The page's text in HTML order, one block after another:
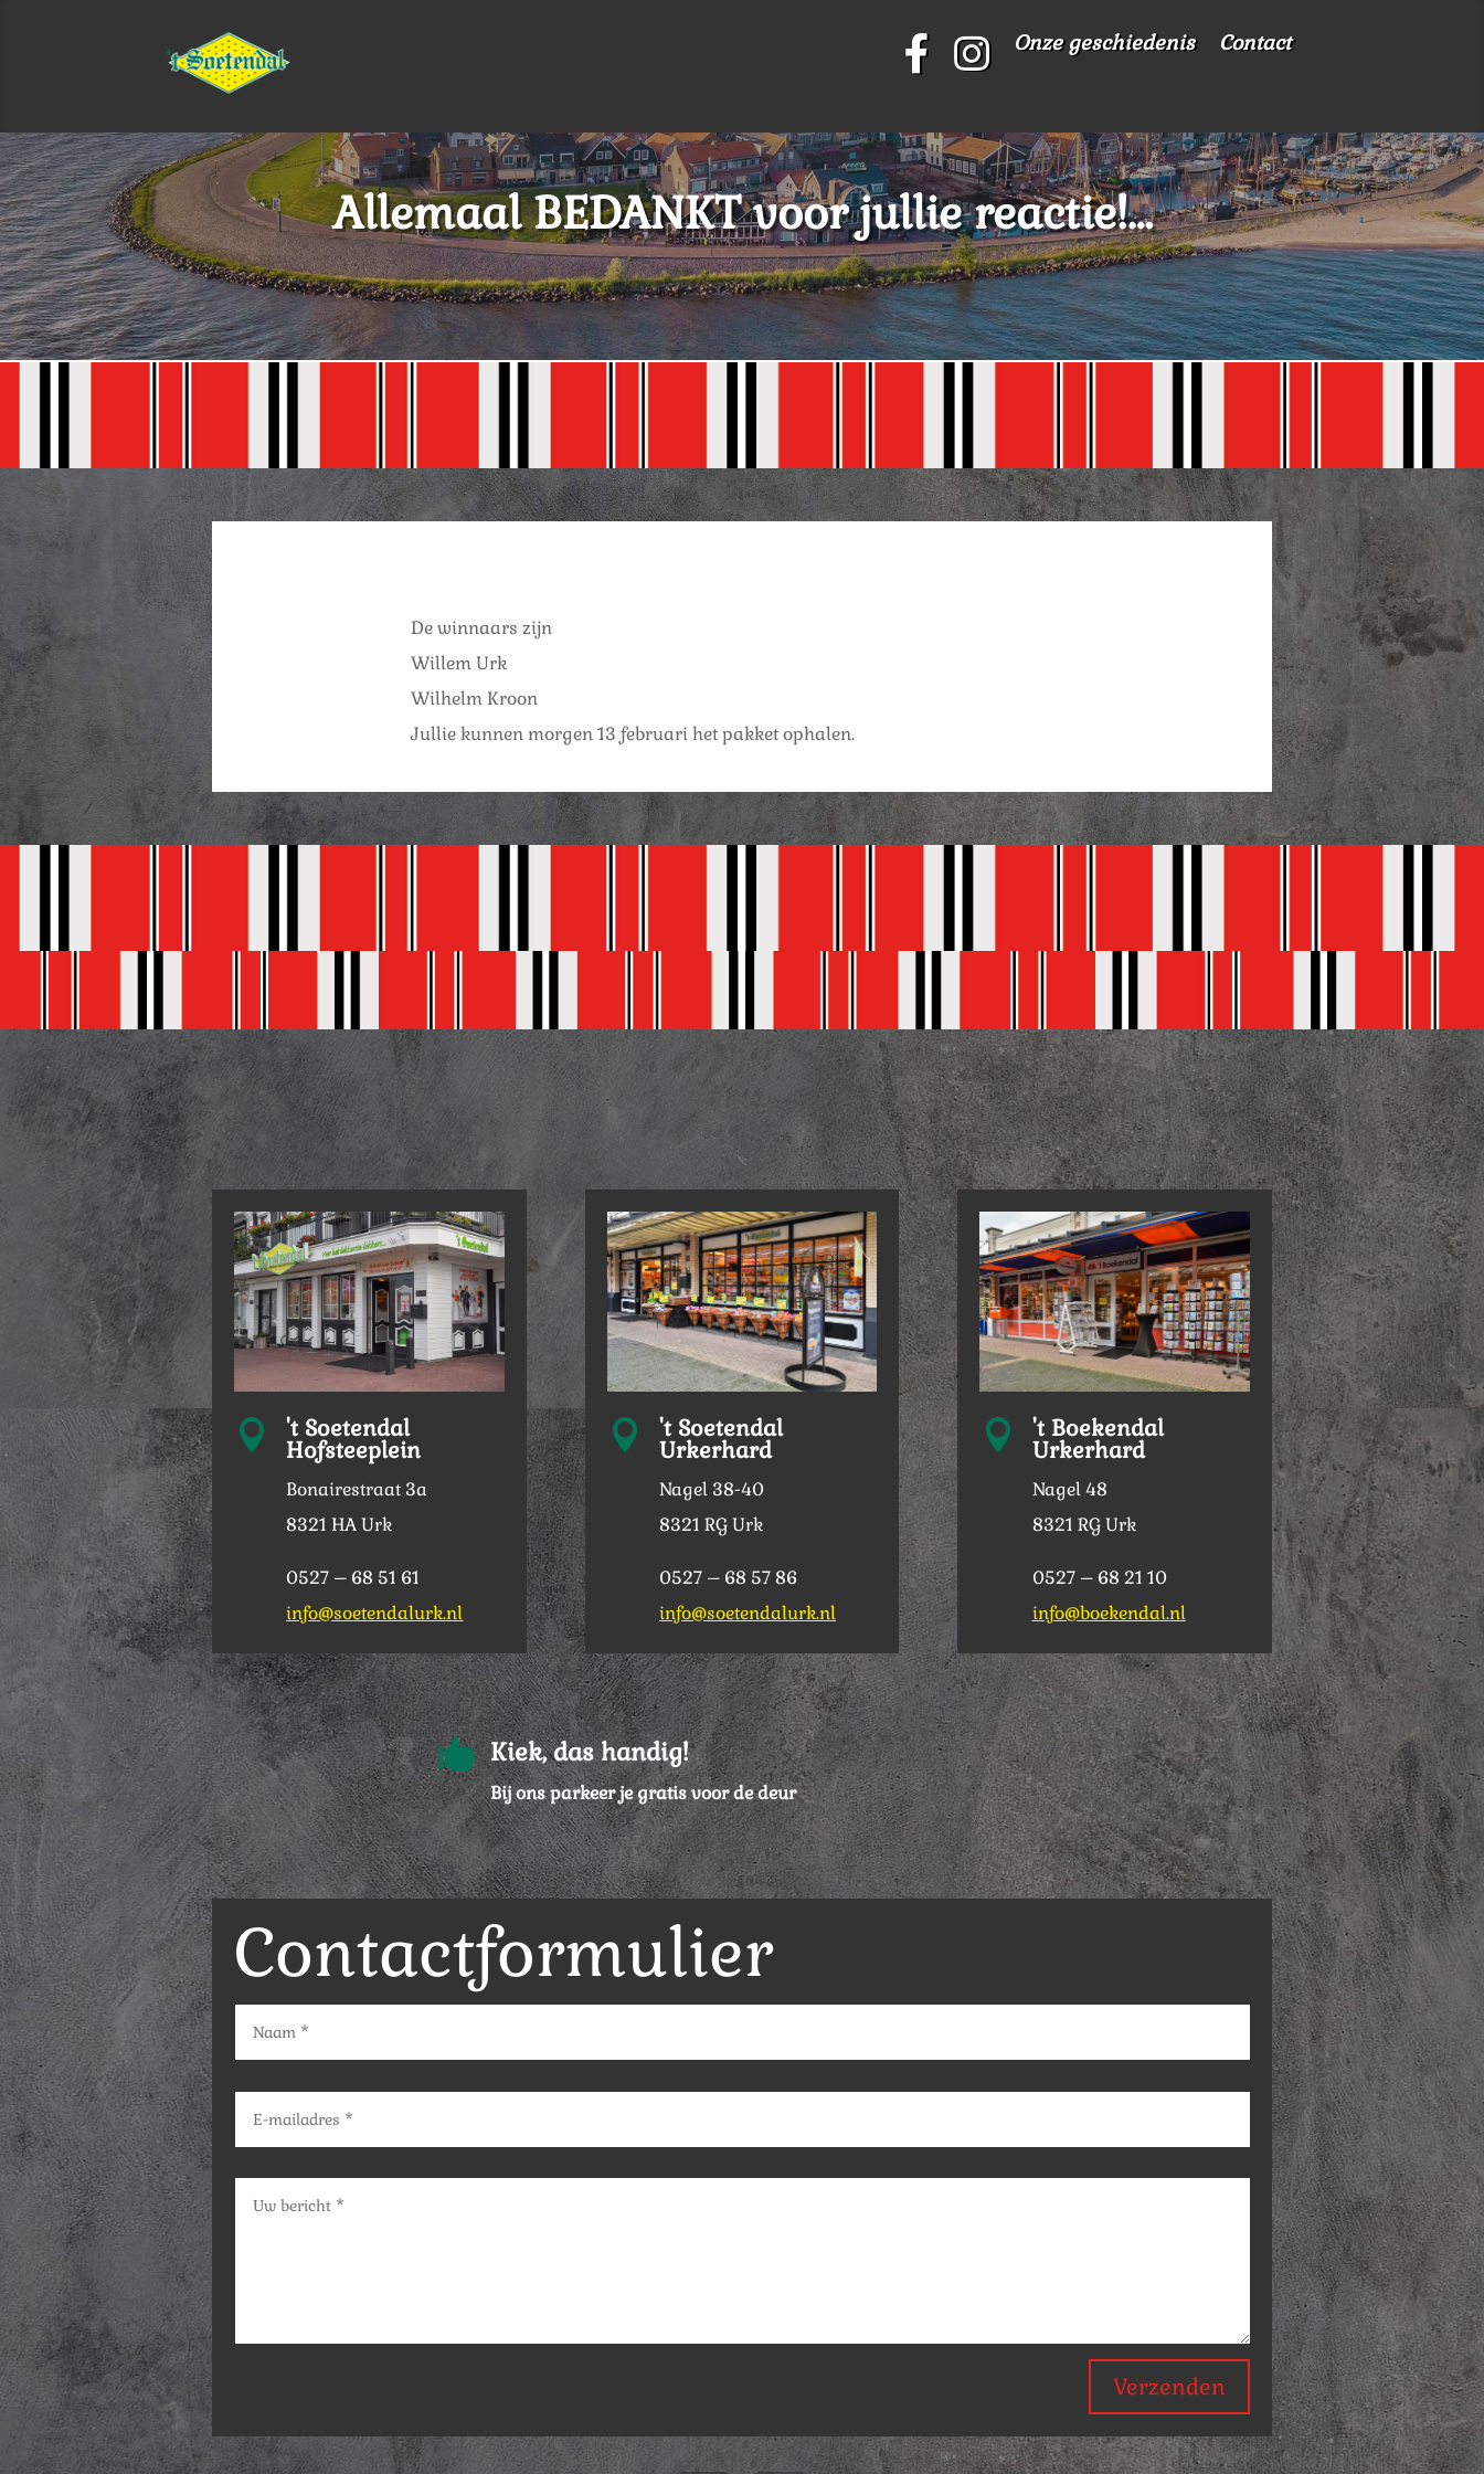
Onze geschiedenis Contact
Allemaal BEDANKT voor jullie reactie!…
De winnaars zijn
Willem Urk
Wilhelm Kroon
Jullie kunnen morgen 13 februari het pakket ophalen.
 't Soetendal
Hofsteeplein
Bonairestraat 3a
8321 HA Urk
0527 – 68 51 61
info@soetendalurk.nl
 't Soetendal
Urkerhard
Nagel 38-40
8321 RG Urk
0527 – 68 57 86
info@soetendalurk.nl
 't Boekendal
Urkerhard
Nagel 48
8321 RG Urk
0527 – 68 21 10
info@boekendal.nl
 Kiek, das handig!
Bij ons parkeer je gratis voor de deur
Contactformulier
Verzenden